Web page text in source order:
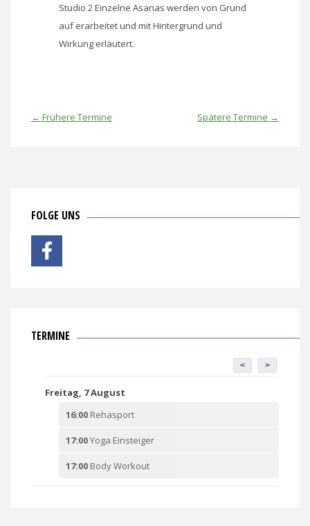
Studio 2 Einzelne Asanas werden von Grund
auf erarbeitet und mit Hintergrund und
Wirkung erläutert.
Spätere Termine →
← Frühere Termine
FOLGE UNS
TERMINE
< >
Freitag, 7 August
16:00 Rehasport
17:00Yoga Einsteiger
17:00 Body Workout